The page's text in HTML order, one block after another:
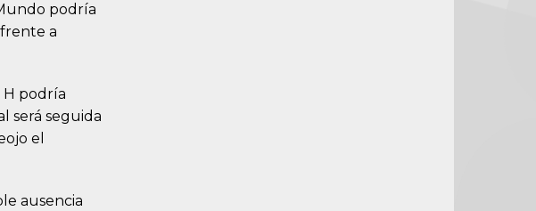
podría
a
H podría
será seguida
el
ausencia